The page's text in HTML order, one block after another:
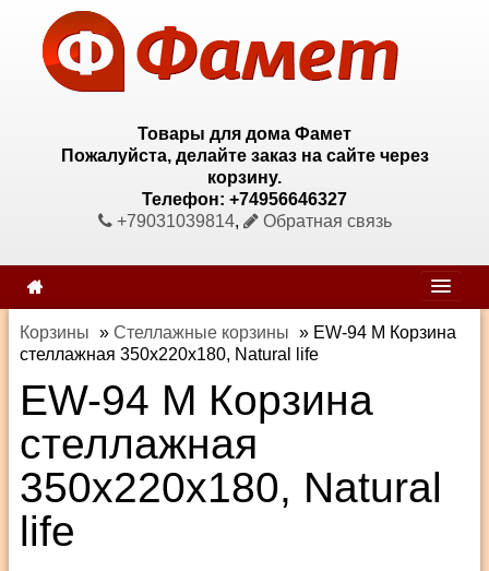
Товары для дома Фамет
Пожалуйста, делайте заказ на сайте через
корзину.
Телефон: +74956646327
+79031039814, Обратная связь
Корзины » Стеллажные корзины » EW-94 M Корзина
стеллажная 350х220х180, Natural life
EW-94 M Корзина
стеллажная
350х220х180, Natural
life